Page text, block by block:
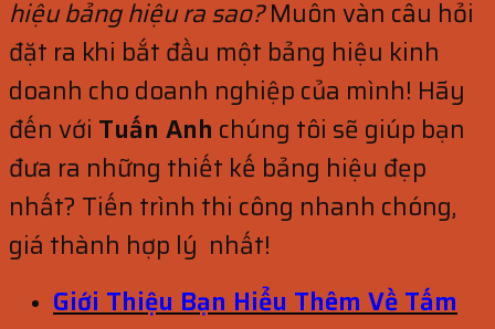
hiệu bảng hiệu ra sao?Muôn vàn câu hỏi
đặt ra khi bắt đầu một bảng hiệu kinh
doanh cho doanh nghiệp của mình! Hãy
đến với Tuấn Anh chúng tôi sẽ giúp bạn
đưa ra những thiết kế bảng hiệu đẹp
nhất? Tiến trình thi công nhanh chóng,
giá thành hợp lý nhất!
Giới Thiệu Bạn Hiểu Thêm Về Tấm